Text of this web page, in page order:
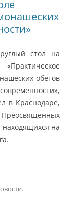
стол на
обетов
в Краснодаре,
на
.